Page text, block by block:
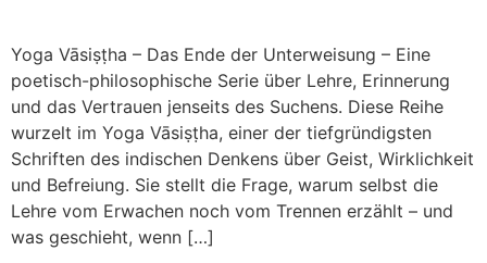
Yoga Vāsiṣṭha – Das Ende der Unterweisung – Eine
poetisch-philosophische Serie über Lehre, Erinnerung
und das Vertrauen jenseits des Suchens. Diese Reihe
wurzelt im Yoga Vāsiṣṭha, einer der tiefgründigsten
Schriften des indischen Denkens über Geist, Wirklichkeit
und Befreiung. Sie stellt die Frage, warum selbst die
Lehre vom Erwachen noch vom Trennen erzählt – und
was geschieht, wenn […]